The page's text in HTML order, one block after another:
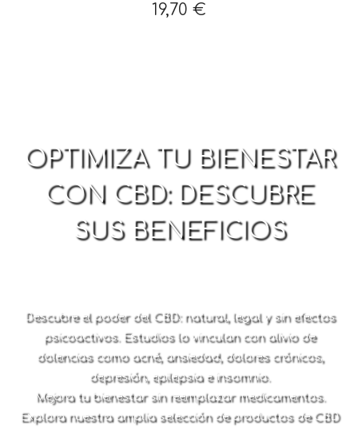
19,70 €
OPTIMIZA TU BIENESTAR
CON CBD: DESCUBRE
SUS BENEFICIOS
Descubre el poder del CBD: natural, legal y sin efectos
psicoactivos. Estudios lo vinculan con alivio de
dolencias como acné, ansiedad, dolores crónicos,
depresión, epilepsia e insomnio.
Mejora tu bienestar sin reemplazar medicamentos.
Explora nuestra amplia selección de productos de CBD